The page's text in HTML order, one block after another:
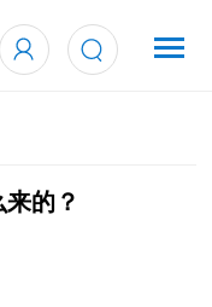
的？